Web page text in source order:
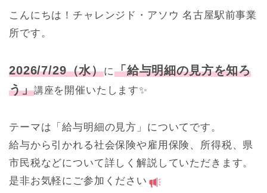
こんにちは！チャレンジド・アソウ 名古屋駅前事業
所です。
2026/7/29（水）に「給与明細の見方を知ろ
う」講座を開催いたします✨
テーマは「給与明細の見方」についてです。
給与から引かれる社会保険や雇用保険、所得税、県
市民税などについて詳しく解説していただきます。
是非お気軽にご参加ください